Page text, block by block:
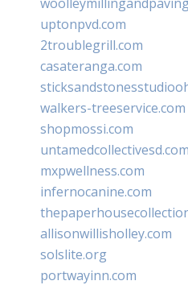
uptonpvd.com
2troublegrill.com
casateranga.com
walkers-treeservice.com
shopmossi.com
untamedcollectivesd.com
mxpwellness.com
infernocanine.com
allisonwillisholley.com
solslite.org
portwayinn.com